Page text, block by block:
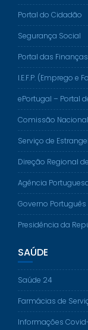
Portal do Cidadão
Segurança Social
Portal das Finanças
I.E.F.P. (Emprego e
ePortugal – Portal
Comissão
Serviço de
Direção Regional
Agência
Governo Português
Presidência da
SAÚDE
Saúde 24
Farmácias de
Informações